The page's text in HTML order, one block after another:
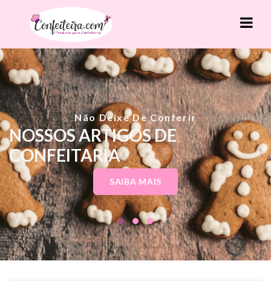
Não Deixe De Conferir
NOSSOS ARTIGOS DE
CONFEITARIA
SAIBA MAIS